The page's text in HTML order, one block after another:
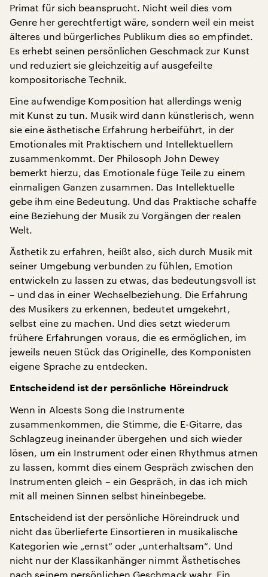
Primat für sich beansprucht. Nicht weil dies vom
Genre her gerechtfertigt wäre, sondern weil ein meist
älteres und bürgerliches Publikum dies so empfindet.
Es erhebt seinen persönlichen Geschmack zur Kunst
und reduziert sie gleichzeitig auf ausgefeilte
kompositorische Technik.
Eine aufwendige Komposition hat allerdings wenig
mit Kunst zu tun. Musik wird dann künstlerisch, wenn
sie eine ästhetische Erfahrung herbeiführt, in der
Emotionales mit Praktischem und Intellektuellem
zusammenkommt. Der Philosoph John Dewey
bemerkt hierzu, das Emotionale füge Teile zu einem
einmaligen Ganzen zusammen. Das Intellektuelle
gebe ihm eine Bedeutung. Und das Praktische schaffe
eine Beziehung der Musik zu Vorgängen der realen
Welt.
Ästhetik zu erfahren, heißt also, sich durch Musik mit
seiner Umgebung verbunden zu fühlen, Emotion
entwickeln zu lassen zu etwas, das bedeutungsvoll ist
– und das in einer Wechselbeziehung. Die Erfahrung
des Musikers zu erkennen, bedeutet umgekehrt,
selbst eine zu machen. Und dies setzt wiederum
frühere Erfahrungen voraus, die es ermöglichen, im
jeweils neuen Stück das Originelle, des Komponisten
eigene Sprache zu entdecken.
Entscheidend ist der persönliche Höreindruck
Wenn in Alcests Song die Instrumente
zusammenkommen, die Stimme, die E-Gitarre, das
Schlagzeug ineinander übergehen und sich wieder
lösen, um ein Instrument oder einen Rhythmus atmen
zu lassen, kommt dies einem Gespräch zwischen den
Instrumenten gleich – ein Gespräch, in das ich mich
mit all meinen Sinnen selbst hineinbegebe.
Entscheidend ist der persönliche Höreindruck und
nicht das überlieferte Einsortieren in musikalische
Kategorien wie „ernst“ oder „unterhaltsam“. Und
nicht nur der Klassikanhänger nimmt Ästhetisches
nach seinem persönlichen Geschmack wahr. Ein